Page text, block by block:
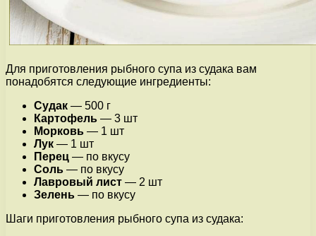
Для приготовления рыбного супа из судака вам
понадобятся следующие ингредиенты:
Судак — 500 г
Картофель — 3 шт
Морковь — 1 шт
Лук — 1 шт
Перец — по вкусу
Соль — по вкусу
Лавровый лист — 2 шт
Зелень — по вкусу
Шаги приготовления рыбного супа из судака: